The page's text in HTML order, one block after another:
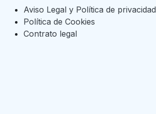
Aviso Legal y Política de privacidad
Política de Cookies
Contrato legal